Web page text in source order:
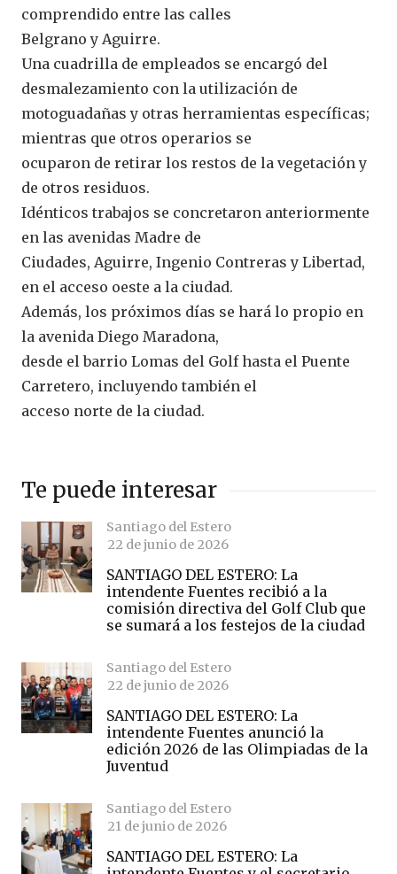
comprendido entre las calles
Belgrano y Aguirre.
Una cuadrilla de empleados se encargó del
desmalezamiento con la utilización de
motoguadañas y otras herramientas específicas;
mientras que otros operarios se
ocuparon de retirar los restos de la vegetación y
de otros residuos.
Idénticos trabajos se concretaron anteriormente
en las avenidas Madre de
Ciudades, Aguirre, Ingenio Contreras y Libertad,
en el acceso oeste a la ciudad.
Además, los próximos días se hará lo propio en
la avenida Diego Maradona,
desde el barrio Lomas del Golf hasta el Puente
Carretero, incluyendo también el
acceso norte de la ciudad.
Te puede interesar
Santiago del Estero
22 de junio de 2026
SANTIAGO DEL ESTERO: La
intendente Fuentes recibió a la
comisión directiva del Golf Club que
se sumará a los festejos de la ciudad
Santiago del Estero
22 de junio de 2026
SANTIAGO DEL ESTERO: La
intendente Fuentes anunció la
edición 2026 de las Olimpiadas de la
Juventud
Santiago del Estero
21 de junio de 2026
SANTIAGO DEL ESTERO: La